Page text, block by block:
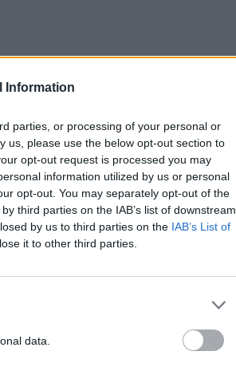
Information
parties, or processing of your personal or
us, please use the below opt-out section to
opt-out request is processed you may
information utilized by us or personal
opt-out. You may separately opt-out of the
third parties on the IAB’s list of downstream
by us to third parties on the IAB’s List of
it to other third parties.
data.